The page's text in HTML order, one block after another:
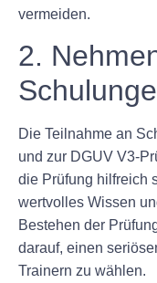
vermeiden.
2.
Die Teilnahme an
und zur DGUV V3-
die Prüfung hilfreich
wertvolles Wissen
Bestehen der
darauf, einen
Trainern zu wählen.